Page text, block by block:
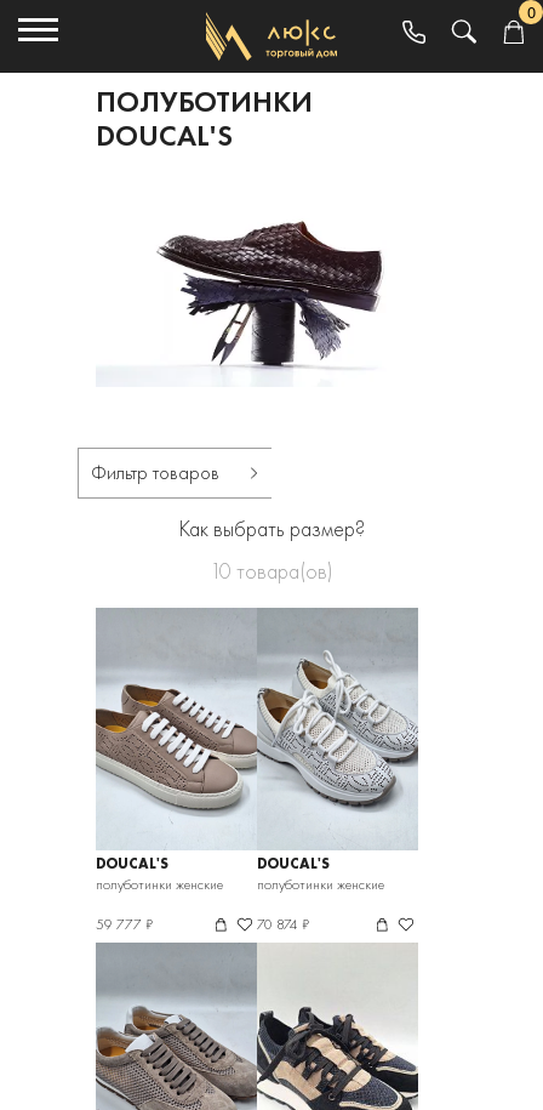
0
ПОЛУБОТИНКИ
DOUCAL'S
Фильтр товаров
Как выбрать размер?
10 товара(ов)
DOUCAL'S
полуботинки женские
59 777 ₽
DOUCAL'S
полуботинки женские
70 874 ₽